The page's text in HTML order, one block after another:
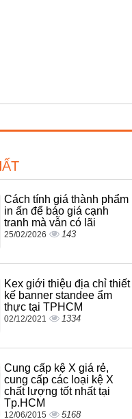
Cách tính giá thành phẩm
in ấn để báo giá cạnh
tranh mà vẫn có lãi
25/02/2026 143
Kex giới thiệu địa chỉ thiết
kế banner standee ẩm
thực tại TPHCM
02/12/2021 1334
Cung cấp kệ X giá rẻ,
cung cấp các loại kệ X
chất lượng tốt nhất tại
Tp.HCM
12/06/2015 5168